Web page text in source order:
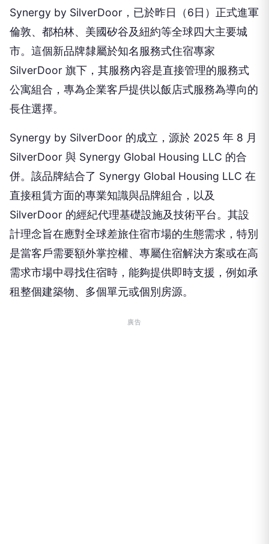
Synergy by SilverDoor，已於昨日（6日）正式進軍
倫敦、都柏林、美國矽谷及紐約等全球四大主要城
市。這個新品牌隸屬於知名服務式住宿專家
SilverDoor 旗下，其服務內容是直接管理的服務式
公寓組合，專為企業客戶提供以飯店式服務為導向的
長住選擇。
Synergy by SilverDoor 的成立，源於 2025 年 8 月
SilverDoor 與 Synergy Global Housing LLC 的合
併。該品牌結合了 Synergy Global Housing LLC 在
直接租賃方面的專業知識與品牌組合，以及
SilverDoor 的經紀代理基礎設施及技術平台。其設
計理念旨在應對全球差旅住宿市場的生態需求，特別
是當客戶需要額外掌控權、專屬住宿解決方案或在高
需求市場中尋找住宿時，能夠提供即時支援，例如承
租整個建築物、多個單元或個別房源。
廣告